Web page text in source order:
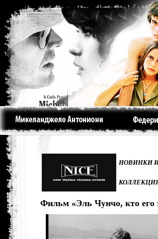
НОВИНКИ
Фильм «Эль Чунчо, кто его